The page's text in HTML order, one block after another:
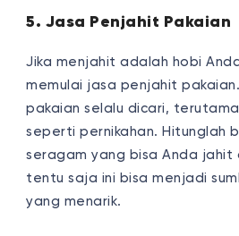
5. Jasa Penjahit Pakaian
Jika menjahit adalah hobi
memulai jasa penjahit
pakaian selalu dicari,
seperti pernikahan. Hitunglah
seragam yang bisa Anda jahit
tentu saja ini bisa menjadi
yang menarik.